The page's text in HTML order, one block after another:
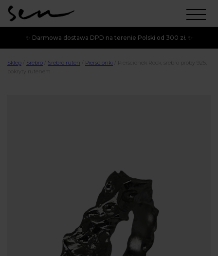
✨ Darmowa dostawa DPD na terenie Polski od 300 zł. ✨
Sklep Srebro Srebro ruten Pierścionki
Pierścionek Rock, srebro próby 925,
pokryty rutenem